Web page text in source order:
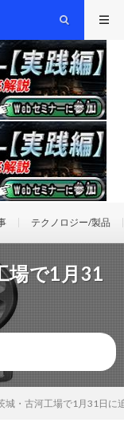
テクノロジー/製品
場で1月31
城・古河工場で1月31日に